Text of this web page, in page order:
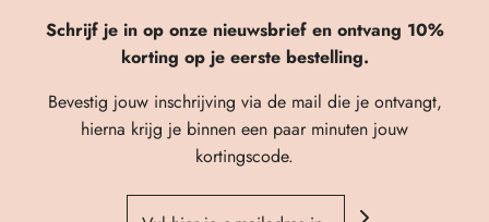
Verzenden & Retourneren
FAQ
Privacybeleid
Algemene Voorwaarden
Contact
Schrijf je in op onze nieuwsbrief en ontvang 10%
korting op je eerste bestelling.
Bevestig jouw inschrijving via de mail die je ontvangt,
hierna krijg je binnen een paar minuten jouw
kortingscode.